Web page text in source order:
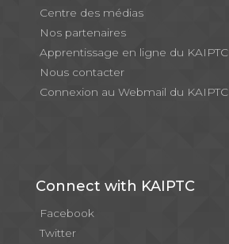
Centre des médias
Nos partenaires
Apprentissage en ligne du KAIPTC
Nous contacter
Connexion au Webmail du KAIPTC
Connect with KAIPTC
Facebook
Twitter